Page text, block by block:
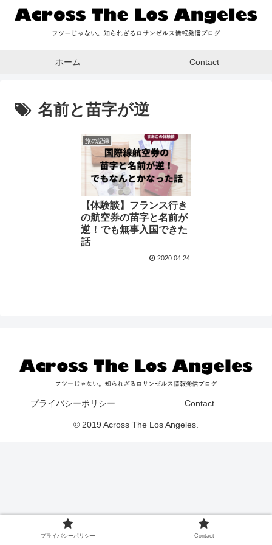
ホーム Contact
名前と苗字が逆
旅の記録
【体験談】フランス行き
の航空券の苗字と名前が
逆！でも無事入国できた
話
2020.04.24
プライバシーポリシー Contact
© 2019 Across The Los Angeles.
プライバシーポリシー Contact